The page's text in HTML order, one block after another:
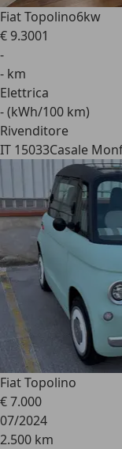
Fiat Topolino6kw
€ 9.3001
-
- km
Elettrica
- (kWh/100 km)
Rivenditore
IT 15033Casale
Fiat Topolino
€ 7.000
07/2024
2.500 km